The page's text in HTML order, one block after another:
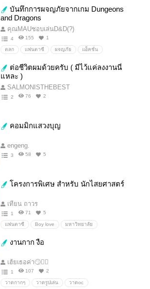
บันทึกการผจญภัยจากเกม Dungeons
and Dragons
คุณMAUชอบเล่นD&D(?)
4 155 1
ตลก แฟนตาซี ผจญภัย แอ็คชั่น
ต่อชีวิตผมด้วยครับ ( มีไว้แค่ลงงานนี่
แหละ )
SALMONISTHEBEST
2 76 2
คอมมิกแสวงบุญ
engeng.
3 58 5
โครงการพิเศษ สำหรับ นักไสยศาสตร์
เทียน ถาวร
1 71 5
แฟนตาซี Boy love มหาวิทยาลัย
การทดลอง
งานกาก งือ
เฮ้ยเธอค่า🙄✌🏻
1 107 2
วาดกากๆ วาดรูปเล่น วาดoc